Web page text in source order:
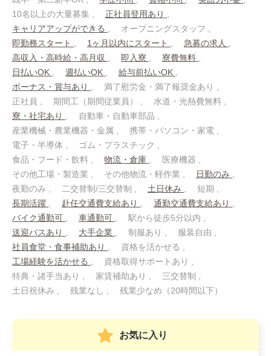
10名以上の大量募集
正社員登用あり
キャリアアップができる
オープニングスタッフ
即勤務スタート
1ヶ月以内にスタート
急募の求人
高収入・高時給・高月収
即入寮
寮費無料
日払いOK
週払いOK
給与前払いOK
ボーナス・賞与あり
満了慰労金・満了報奨金あり
正社員
期間工（期間従業員）
水道・光熱費無料
寮・社宅あり
自動車・自動車部品
産業機械・農業機器・金属
携帯・パソコン・家電
電子・半導体
ゴム・プラスチック
食品・フード・飲料
物流・倉庫
医療機器
その他工場・製造業
その他物流・軽作業
日勤のみ
夜勤のみ
二交替制/三交替制 土日休み
短期
長期活躍
赴任交通費支給あり
通勤交通費支給あり
バイク通勤可
車通勤可
駅から徒歩5分以内
送迎バスあり
大手企業 制服あり
服装自由
社員食堂・食事補助あり
資格を活かせる
工場経験を活かせる
資格取得サポートあり
特典・諸手当あり
家賃補助あり
三交替制
土日祝休み
残業なし 残業少なめ（20時間以下）
お気に入り